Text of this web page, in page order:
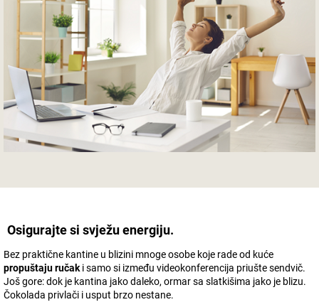
Osigurajte si svježu energiju.
Bez praktične kantine u blizini mnoge osobe koje rade od kuće
propuštaju ručaki samo si između videokonferencija priušte sendvič.
Još gore: dok je kantina jako daleko, ormar sa slatkišima jako je blizu.
Čokolada privlači i usput brzo nestane.